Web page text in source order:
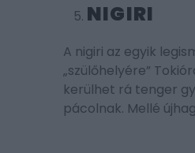
NIGIRI
A nigiri az egyik
„szülőhelyére”
kerülhet rá tenger
pácolnak. Mellé